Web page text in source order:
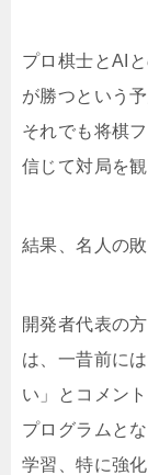
プロ棋士とAI
が勝つという
それでも将棋
信じて対局を観
結果、名人の
開発者代表の
は、一昔前に
い」とコメン
プログラムと
学習、特に強